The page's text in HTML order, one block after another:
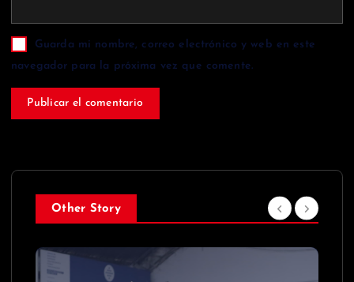
Guarda mi nombre, correo electrónico y web en este
navegador para la próxima vez que comente.
Other Story